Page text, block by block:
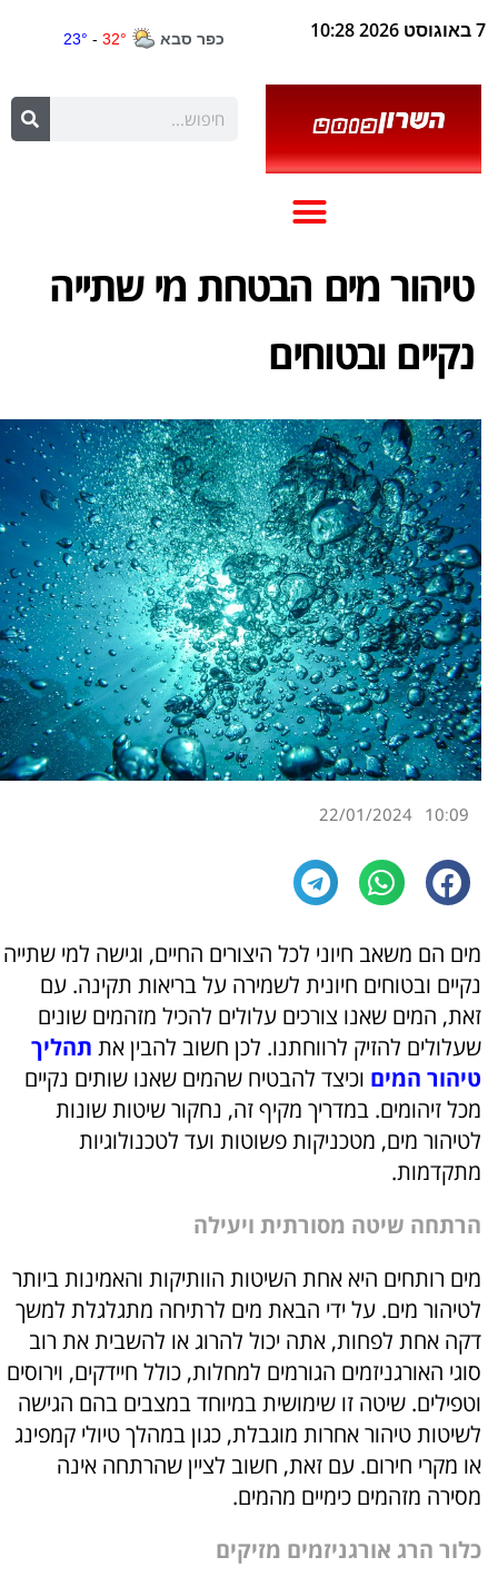
7 באוגוסט 2026 10:28
טיהור מים הבטחת מי שתייה
נקיים ובטוחים
10:09
22/01/2024
מים הם משאב חיוני לכל היצורים החיים, וגישה למי שתייה
נקיים ובטוחים חיונית לשמירה על בריאות תקינה. עם
זאת, המים שאנו צורכים עלולים להכיל מזהמים שונים
שעלולים להזיק לרווחתנו. לכן חשוב להבין את תהליך
טיהור המים וכיצד להבטיח שהמים שאנו שותים נקיים
מכל זיהומים. במדריך מקיף זה, נחקור שיטות שונות
לטיהור מים, מטכניקות פשוטות ועד לטכנולוגיות
מתקדמות.
הרתחה שיטה מסורתית ויעילה
מים רותחים היא אחת השיטות הוותיקות והאמינות ביותר
לטיהור מים. על ידי הבאת מים לרתיחה מתגלגלת למשך
דקה אחת לפחות, אתה יכול להרוג או להשבית את רוב
סוגי האורגניזמים הגורמים למחלות, כולל חיידקים, וירוסים
וטפילים. שיטה זו שימושית במיוחד במצבים בהם הגישה
לשיטות טיהור אחרות מוגבלת, כגון במהלך טיולי קמפינג
או מקרי חירום. עם זאת, חשוב לציין שהרתחה אינה
מסירה מזהמים כימיים מהמים.
כלור הרג אורגניזמים מזיקים